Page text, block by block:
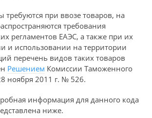
требуются при ввозе товаров, на
требования
регламентов ЕАЭС, а также при их
и использовании на территории
перечень видов таких товаров
Решением Комиссии Таможенного
ноября 2011 г. № 526.
информация для данного кода
ниже.